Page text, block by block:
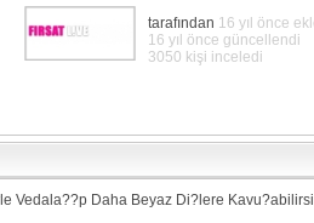
tarafından 16 yıl önce
16 yıl önce güncellendi
3050 kişi inceledi
Vedala??p Daha Beyaz Di?lere